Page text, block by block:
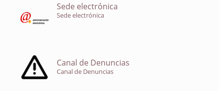
Sede electrónica
Sede electrónica
Canal de Denuncias
Canal de Denuncias